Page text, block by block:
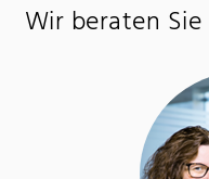
Wir beraten